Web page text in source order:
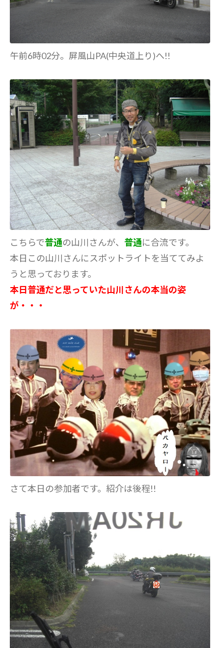
午前6時02分。屏風山PA(中央道上り)へ!!
こちらで普通の山川さんが、 普通に合流です。
本日この山川さんにスポットライトを当ててみよ
うと思っております。
本日普通だと思っていた山川さんの本当の姿
が・・・
さて本日の参加者です。紹介は後程!!